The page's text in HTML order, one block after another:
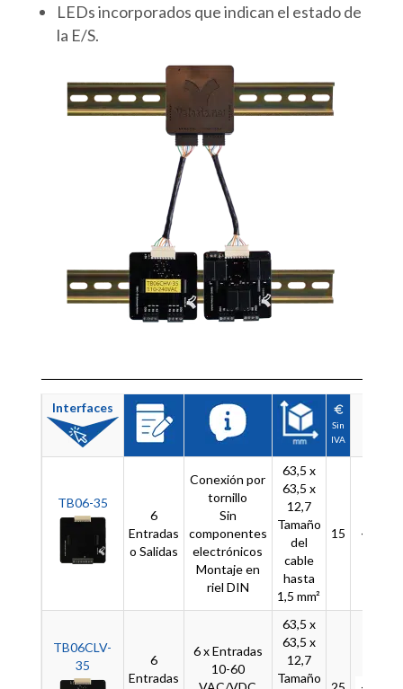
LEDs incorporados que indican el estado de
la E/S.
Interfaces
Sin
IVA
TB06-35
6
Entradas
o Salidas
Conexión por
tornillo
Sin
componentes
electrónicos
Montaje en
riel DIN
63,5 x
63,5 x
12,7
Tamaño
del
cable
hasta
1,5 mm²
15 -
TB06CLV-
35
6
Entradas
6 x Entradas
10-60
63,5 x
63,5 x
12,7
Tamaño